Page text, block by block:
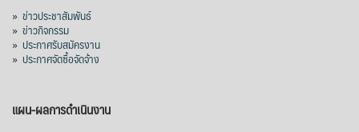
» ข่าวประชาสัมพันธ์
» ข่าวกิจกรรม
» ประกาศรับสมัครงาน
» ประกาศจัดซื้อจัดจ้าง
แผน-ผลการดำเนินงาน